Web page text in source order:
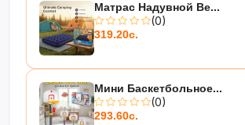
Матрас Надувной Be...
(0)
319.20с.
Мини Баскетбольное...
(0)
293.60с.